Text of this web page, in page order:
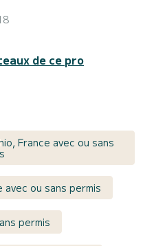
de ce pro
France avec ou sans
ou sans permis
permis